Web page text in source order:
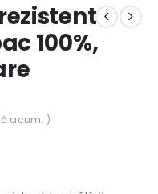
100%,
acum. )